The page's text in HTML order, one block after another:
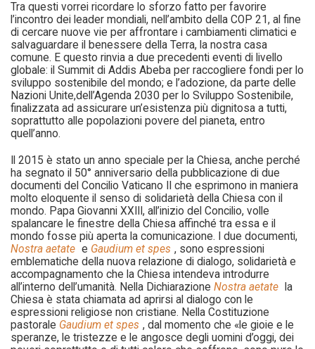
Tra questi vorrei ricordare lo sforzo fatto per favorire
l’incontro dei leader mondiali, nell’ambito della COP 21, al fine
di cercare nuove vie per affrontare i cambiamenti climatici e
salvaguardare il benessere della Terra, la nostra casa
comune. E questo rinvia a due precedenti eventi di livello
globale: il Summit di Addis Abeba per raccogliere fondi per lo
sviluppo sostenibile del mondo; e l’adozione, da parte delle
Nazioni Unite,dell’Agenda 2030 per lo Sviluppo Sostenibile,
finalizzata ad assicurare un’esistenza più dignitosa a tutti,
soprattutto alle popolazioni povere del pianeta, entro
quell’anno.
Il 2015 è stato un anno speciale per la Chiesa, anche perché
ha segnato il 50° anniversario della pubblicazione di due
documenti del Concilio Vaticano II che esprimono in maniera
molto eloquente il senso di solidarietà della Chiesa con il
mondo. Papa Giovanni XXIII, all’inizio del Concilio, volle
spalancare le finestre della Chiesa affinché tra essa e il
mondo fosse più aperta la comunicazione. I due documenti,
Nostra aetate e Gaudium et spes , sono espressioni
emblematiche della nuova relazione di dialogo, solidarietà e
accompagnamento che la Chiesa intendeva introdurre
all’interno dell’umanità. Nella Dichiarazione Nostra aetate
la
Chiesa è stata chiamata ad aprirsi al dialogo con le
espressioni religiose non cristiane. Nella Costituzione
pastorale Gaudium et spes , dal momento che «le gioie e le
speranze, le tristezze e le angosce degli uomini d’oggi, dei